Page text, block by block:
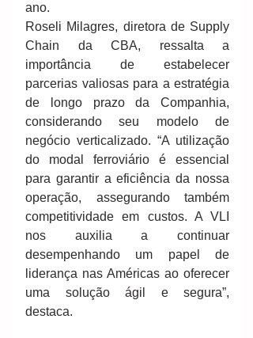
ano.
Roseli Milagres, diretora de Supply
Chain da CBA, ressalta a
importância de estabelecer
parcerias valiosas para a estratégia
de longo prazo da Companhia,
considerando seu modelo de
negócio verticalizado. “A utilização
do modal ferroviário é essencial
para garantir a eficiência da nossa
operação, assegurando também
competitividade em custos. A VLI
nos auxilia a continuar
desempenhando um papel de
liderança nas Américas ao oferecer
uma solução ágil e segura”,
destaca.